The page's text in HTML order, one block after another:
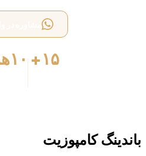
مشاوره در واتس‌اپ
۱۰هزار+
کامپوزیت